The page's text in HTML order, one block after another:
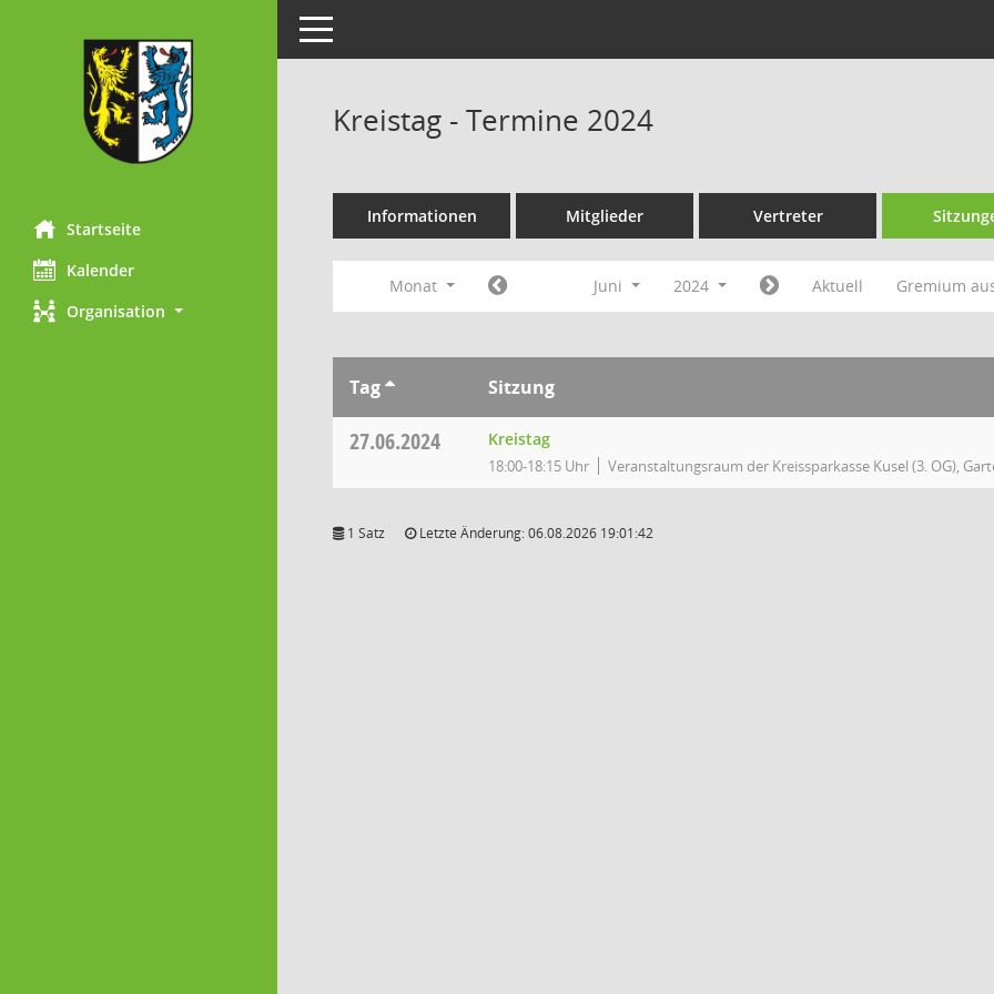
Startseite
Kalender
Organisation
Toggle navigation
Kreistag - Termine 2024
Informationen Mitglieder Vertreter
Monat Juni 2024 Aktuell Gremium
Tag Sitzung
27.06.2024 Kreistag
18:00-18:15 Uhr Veranstaltungsraum der Kreissparkasse Kusel (3. OG),
1 Satz Letzte Änderung: 06.08.2026 19:01:42